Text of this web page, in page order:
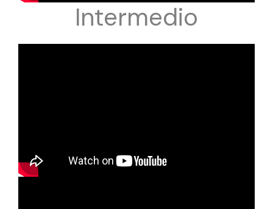
Intermedio